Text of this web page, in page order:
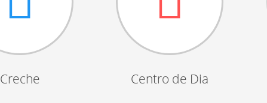
Creche Centro de Dia